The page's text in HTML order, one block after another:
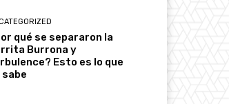
qué se separaron la
Burrona y
Esto es lo que
sabe